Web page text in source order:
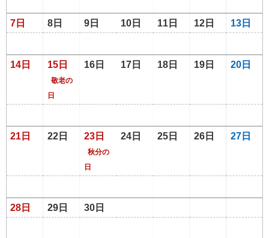
7日 8日 9日 10日 11日 12日 13日
14日 15日
敬老の
日
16日 17日 18日 19日 20日
21日 22日 23日
秋分の
日
24日 25日 26日 27日
28日 29日 30日